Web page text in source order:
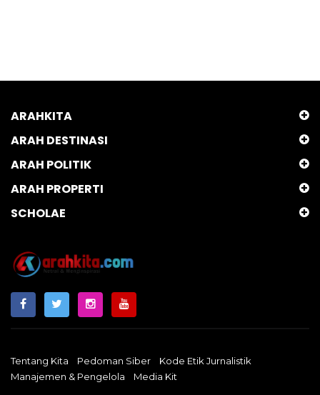
ARAHKITA
ARAH DESTINASI
ARAH POLITIK
ARAH PROPERTI
SCHOLAE
Tentang Kita Pedoman Siber
Kode Etik Jurnalistik
Manajemen & Pengelola
Media Kit